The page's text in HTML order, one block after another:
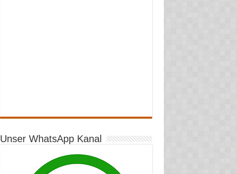
Unser WhatsApp Kanal